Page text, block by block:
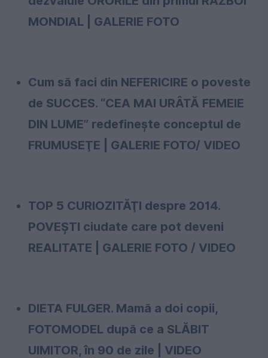
MONDIAL | GALERIE FOTO
Cum să faci din NEFERICIRE o poveste
de SUCCES. “CEA MAI URÂTĂ FEMEIE
DIN LUME” redefinește conceptul de
FRUMUSEŢE | GALERIE FOTO/ VIDEO
TOP 5 CURIOZITĂŢI despre 2014.
POVEŞTI ciudate care pot deveni
REALITATE | GALERIE FOTO / VIDEO
DIETA FULGER. Mamă a doi copii,
FOTOMODEL după ce a SLĂBIT
UIMITOR, în 90 de zile | VIDEO